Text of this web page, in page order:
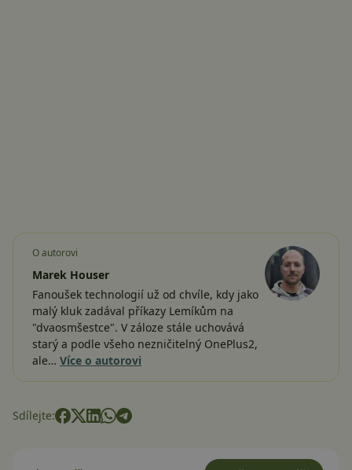
O autorovi
Marek Houser
Fanoušek technologií už od chvíle, kdy jako
malý kluk zadával příkazy Lemíkům na
"dvaosmšestce". V záloze stále uchovává
starý a podle všeho nezničitelný OnePlus2,
ale… Více o autorovi
Sdílejte: